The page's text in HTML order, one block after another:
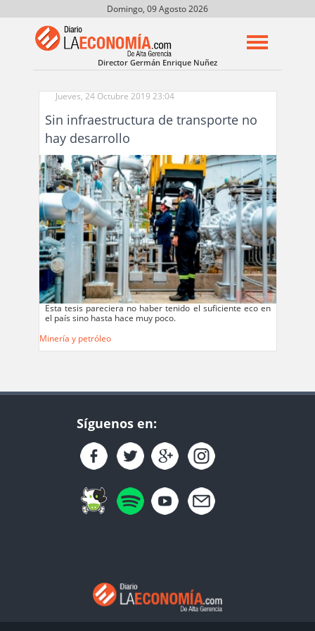
Domingo, 09 Agosto 2026
Director Germán Enrique Nuñez
Jueves, 24 Octubre 2019 23:04
Sin infraestructura de transporte no
hay desarrollo
Esta tesis pareciera no haber tenido el suficiente eco en
el país sino hasta hace muy poco.
Minería y petróleo
Síguenos en: